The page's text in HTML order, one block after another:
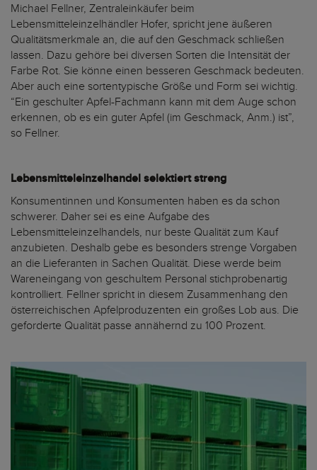
Michael Fellner, Zentraleinkäufer beim
Lebensmitteleinzelhändler Hofer, spricht jene äußeren
Qualitätsmerkmale an, die auf den Geschmack schließen
lassen. Dazu gehöre bei diversen Sorten die Intensität der
Farbe Rot. Sie könne einen besseren Geschmack bedeuten.
Aber auch eine sortentypische Größe und Form sei wichtig.
“Ein geschulter Apfel-Fachmann kann mit dem Auge schon
erkennen, ob es ein guter Apfel (im Geschmack, Anm.) ist”,
so Fellner.
Lebensmitteleinzelhandel selektiert streng
Konsumentinnen und Konsumenten haben es da schon
schwerer. Daher sei es eine Aufgabe des
Lebensmitteleinzelhandels, nur beste Qualität zum Kauf
anzubieten. Deshalb gebe es besonders strenge Vorgaben
an die Lieferanten in Sachen Qualität. Diese werde beim
Wareneingang von geschultem Personal stichprobenartig
kontrolliert. Fellner spricht in diesem Zusammenhang den
österreichischen Apfelproduzenten ein großes Lob aus. Die
geforderte Qualität passe annähernd zu 100 Prozent.